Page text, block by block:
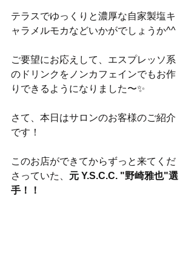
テラスでゆっくりと濃厚な自家製塩キ
ャラメルモカなどいかがでしょうか^^
ご要望にお応えして、エスプレッソ系
のドリンクをノンカフェインでもお作
りできるようになりました〜✨
さて、本日はサロンのお客様のご紹介
です！
このお店ができてからずっと来てくだ
さっていた、 元 Y.S.C.C. "野崎雅也"選
手！！